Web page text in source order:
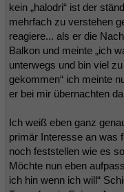
kein „halodri“ ist der
mehrfach zu verstehen
reagiere... als er die
Balkon und meinte „ich
unterwegs und bin viel
gekommen“ ich meinte
er bei mir übernachten
Ich weiß eben ganz
primär Interesse an was
noch feststellen wie es
Möchte nun eben
ich hin wenn ich will“